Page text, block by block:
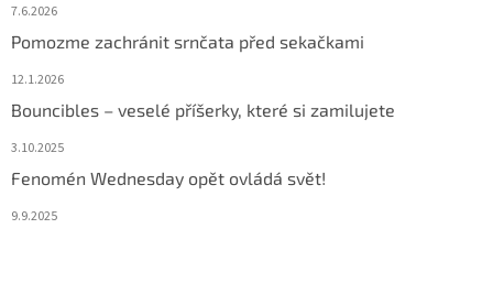
7.6.2026
Pomozme zachránit srnčata před sekačkami
12.1.2026
Bouncibles – veselé příšerky, které si zamilujete
3.10.2025
Fenomén Wednesday opět ovládá svět!
9.9.2025